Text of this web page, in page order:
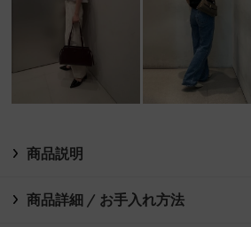
商品説明
商品詳細 / お手入れ方法